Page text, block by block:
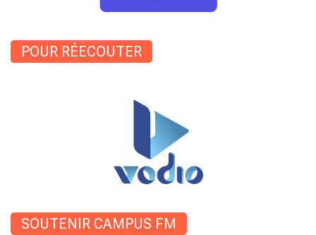
POUR RÉECOUTER
SOUTENIR CAMPUS FM